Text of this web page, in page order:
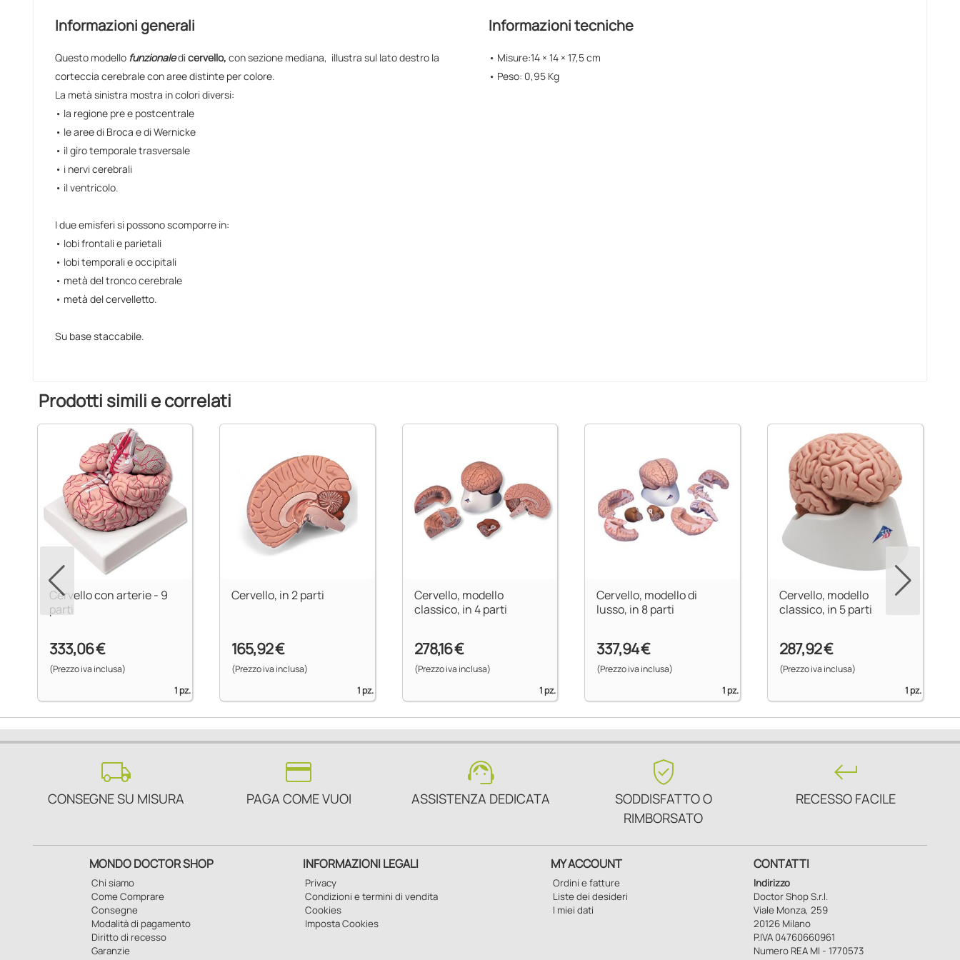
Informazioni generali
Questo modello funzionaledicervello, con sezione mediana, illustra sul lato destro la
corteccia cerebrale con aree distinte per colore.
La metà sinistra mostra in colori diversi:
• la regione pre e postcentrale
• le aree di Broca e di Wernicke
• il giro temporale trasversale
• i nervi cerebrali
• il ventricolo.
I due emisferi si possono scomporre in:
• lobi frontali e parietali
• lobi temporali e occipitali
• metà del tronco cerebrale
• metà del cervelletto.
Su base staccabile.
Informazioni tecniche
• Misure:14 × 14 × 17,5 cm
• Peso: 0,95 Kg
Prodotti simili e correlati
Cervello con arterie - 9
parti
333,06 €
(Prezzo iva inclusa)
1 pz.
Cervello, in 2 parti
165,92 €
(Prezzo iva inclusa)
1 pz.
Cervello, modello
classico, in 4 parti
278,16 €
(Prezzo iva inclusa)
1 pz.
Cervello, modello di
lusso, in 8 parti
337,94 €
(Prezzo iva inclusa)
1 pz.
Cervello, modello
classico, in 5 parti
287,92 €
(Prezzo iva inclusa)
1 pz.
local_shipping
CONSEGNE SU MISURA
credit_card
PAGA COME VUOI
support_agent
ASSISTENZA DEDICATA
verified_user
SODDISFATTO O
RIMBORSATO
keyboard_return
RECESSO FACILE
MONDO DOCTOR SHOP
Chi siamo
Come Comprare
Consegne
Modalità di pagamento
Diritto di recesso
Garanzie
INFORMAZIONI LEGALI
Privacy
Condizioni e termini di vendita
Cookies
Imposta Cookies
MY ACCOUNT
Ordini e fatture
Liste dei desideri
I miei dati
CONTATTI
Indirizzo
Doctor Shop S.r.l.
Viale Monza, 259
20126 Milano
P.IVA 04760660961
Numero REA MI - 1770573